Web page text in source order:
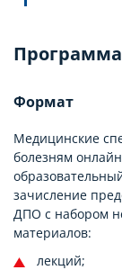
Формат
Медицинские
болезням
зачисление
ДПО с набором
материалов:
лекций;